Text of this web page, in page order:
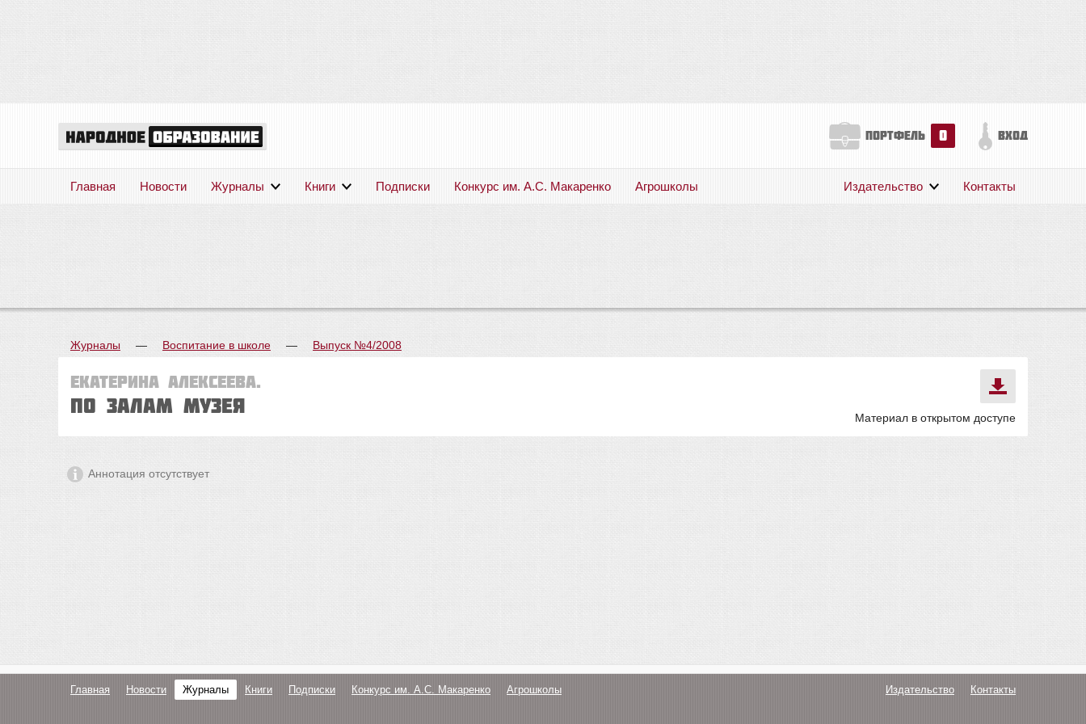
портфель 0 вход
Главная Новости Журналы Книги Подписки Конкурс им. А.С. Макаренко Агрошколы Издательство Контакты
Журналы — Воспитание в школе — Выпуск №4/2008
Екатерина Алексеева.
По залам музея
Материал в открытом доступе
Аннотация отсутствует
Главная Новости Журналы Книги Подписки Конкурс им. А.С. Макаренко Агрошколы Издательство Контакты